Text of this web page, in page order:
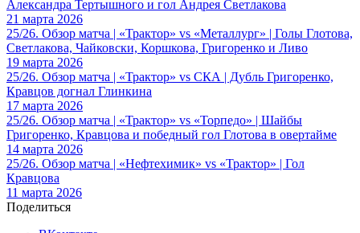
Александра Тертышного и гол Андрея Светлакова
21 марта 2026
25/26. Обзор матча | «Трактор» vs «Металлург» | Голы Глотова,
Светлакова, Чайковски, Коршкова, Григоренко и Ливо
19 марта 2026
25/26. Обзор матча | «Трактор» vs СКА | Дубль Григоренко,
Кравцов догнал Глинкина
17 марта 2026
25/26. Обзор матча | «Трактор» vs «Торпедо» | Шайбы
Григоренко, Кравцова и победный гол Глотова в овертайме
14 марта 2026
25/26. Обзор матча | «Нефтехимик» vs «Трактор» | Гол
Кравцова
11 марта 2026
Поделиться